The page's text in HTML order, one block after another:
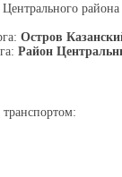
Остров
Район